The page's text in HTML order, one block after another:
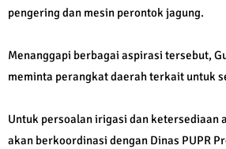
pengering dan mesin perontok jagung.
Menanggapi berbagai aspirasi tersebut,
meminta perangkat daerah terkait untuk
Untuk persoalan irigasi dan ketersediaan
akan berkoordinasi dengan Dinas PUPR